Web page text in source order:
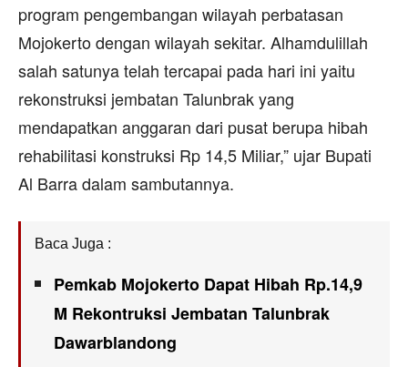
program pengembangan wilayah perbatasan
Mojokerto dengan wilayah sekitar. Alhamdulillah
salah satunya telah tercapai pada hari ini yaitu
rekonstruksi jembatan Talunbrak yang
mendapatkan anggaran dari pusat berupa hibah
rehabilitasi konstruksi Rp 14,5 Miliar,” ujar Bupati
Al Barra dalam sambutannya.
Baca Juga :
Pemkab Mojokerto Dapat Hibah Rp.14,9
M Rekontruksi Jembatan Talunbrak
Dawarblandong